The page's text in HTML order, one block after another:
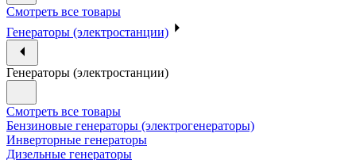
Смотреть все товары
Генераторы (электростанции)
Генераторы (электростанции)
Смотреть все товары
Бензиновые генераторы (электрогенераторы)
Инверторные генераторы
Дизельные генераторы